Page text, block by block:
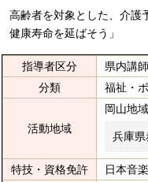
高齢者を対象とした、介護
健康寿命を延ばそう」
指導者区分
県内講師
分類
福祉・
活動地域
岡山地
兵庫
特技・資格免許
日本音